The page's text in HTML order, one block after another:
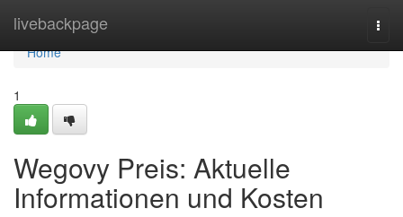
livebackpage
Home
Home
1
Wegovy Preis: Aktuelle
Informationen und Kosten